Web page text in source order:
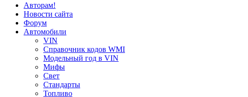
Авторам!
Новости сайта
Форум
Автомобили
VIN
Справочник кодов WMI
Модельный год в VIN
Мифы
Свет
Стандарты
Топливо